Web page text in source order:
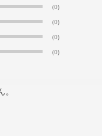
(0)
(0)
(0)
(0)